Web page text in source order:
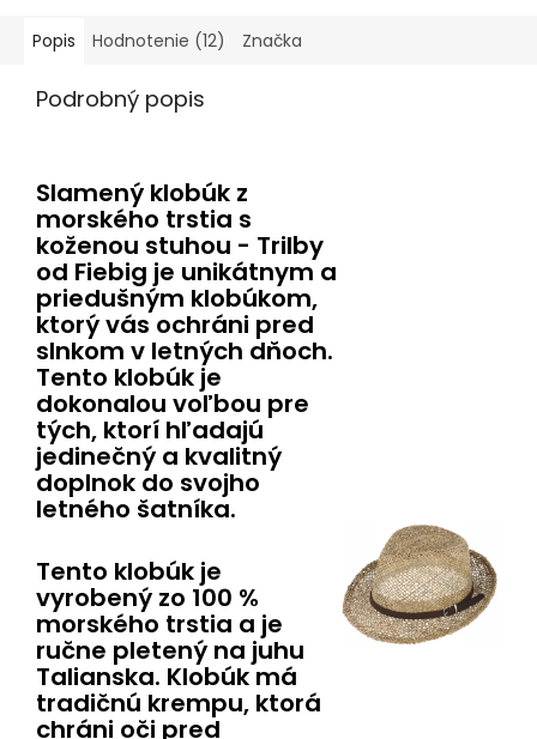
Popis Hodnotenie (12) Značka
Podrobný popis
Slamený klobúk z
morského trstia s
koženou stuhou - Trilby
od Fiebig je unikátnym a
priedušným klobúkom,
ktorý vás ochráni pred
slnkom v letných dňoch.
Tento klobúk je
dokonalou voľbou pre
tých, ktorí hľadajú
jedinečný a kvalitný
doplnok do svojho
letného šatníka.
Tento klobúk je
vyrobený zo 100 %
morského trstia a je
ručne pletený na juhu
Talianska. Klobúk má
tradičnú krempu, ktorá
chráni oči pred